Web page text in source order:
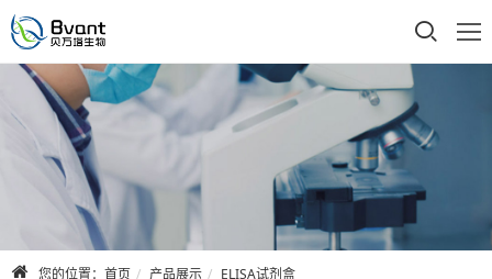
首页
公司介绍
产品展示
技术支持
您的位置： 首页 产品展示 ELISA试剂盒